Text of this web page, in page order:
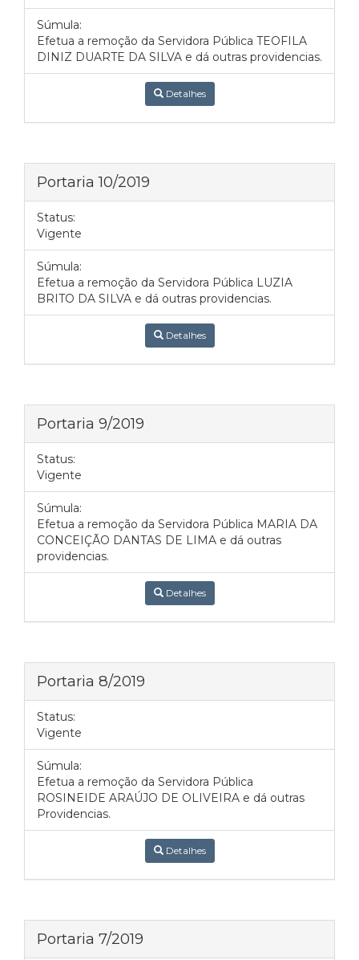
Súmula:
Efetua a remoção da Servidora Pública TEOFILA
DINIZ DUARTE DA SILVA e dá outras providencias.
Detalhes
Portaria 10/2019
Status:
Vigente
Súmula:
Efetua a remoção da Servidora Pública LUZIA
BRITO DA SILVA e dá outras providencias.
Detalhes
Portaria 9/2019
Status:
Vigente
Súmula:
Efetua a remoção da Servidora Pública MARIA DA
CONCEIÇÃO DANTAS DE LIMA e dá outras
providencias.
Detalhes
Portaria 8/2019
Status:
Vigente
Súmula:
Efetua a remoção da Servidora Pública
ROSINEIDE ARAÚJO DE OLIVEIRA e dá outras
Providencias.
Detalhes
Portaria 7/2019